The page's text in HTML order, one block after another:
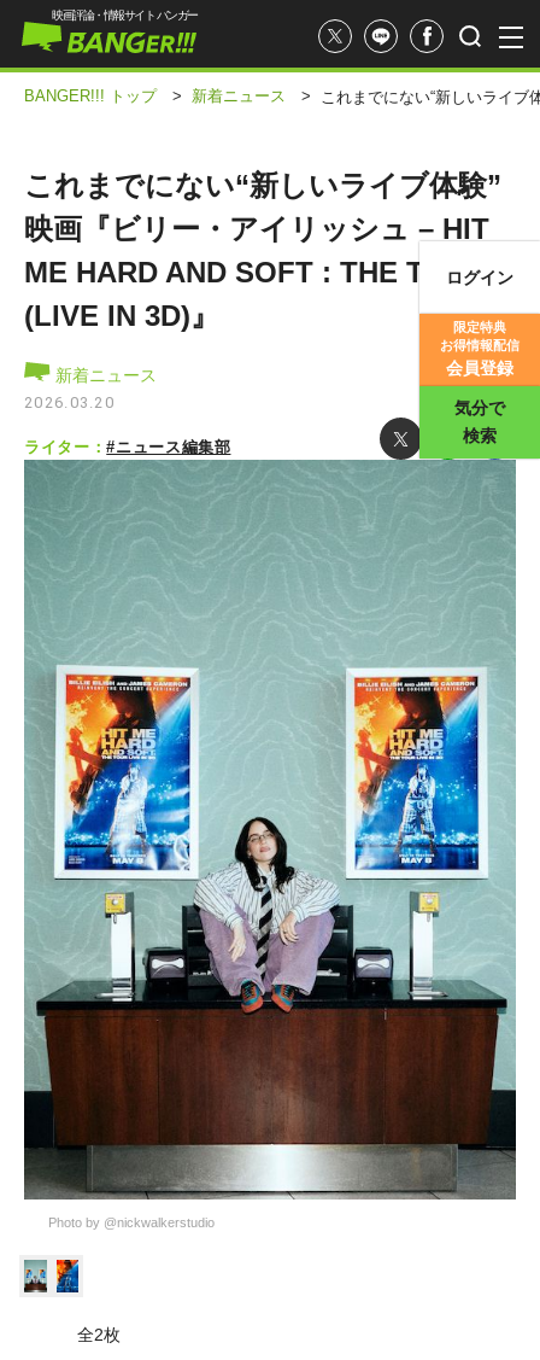
映画評論・情報サイト バンガー
ログイン
限定特典
お得情報配信
会員登録
気分で
検索
BANGER!!! トップ > 新着ニュース > これまでにない“新しいライ
これまでにない“新しいライブ体験”
映画『ビリー・アイリッシュ – HIT
ME HARD AND SOFT : THE TOUR
(LIVE IN 3D)』
新着ニュース
2026.03.20
ライター：#ニュース編集部
Photo by @nickwalkerstudio
全2枚